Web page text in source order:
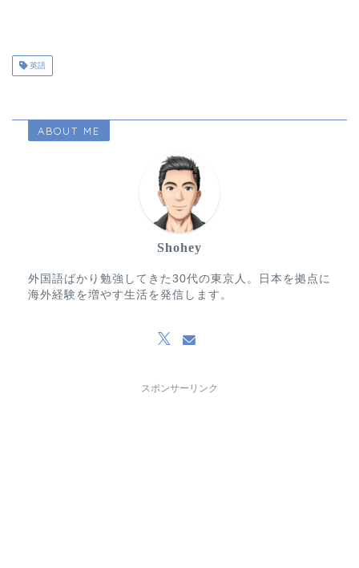
英語
ABOUT ME
Shohey
外国語ばかり勉強してきた30代の東京人。日本を拠点に
海外経験を増やす生活を発信します。
スポンサーリンク